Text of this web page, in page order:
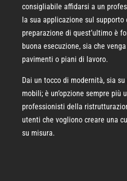
consigliabile affidarsi a un
la sua applicazione sul
preparazione di quest’ultimo è
buona esecuzione, sia che
pavimenti o piani di lavoro.
Dai un tocco di modernità, sia
mobili; è un’opzione sempre più
professionisti della
utenti che vogliono creare una
su misura.